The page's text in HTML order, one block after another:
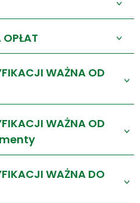
>
>
WAŻNA OD
>
WAŻNA OD
>
WAŻNA DO
>